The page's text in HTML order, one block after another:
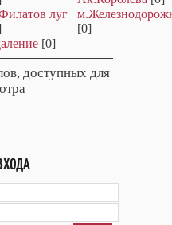
луг
[0]
[0]
доступных для